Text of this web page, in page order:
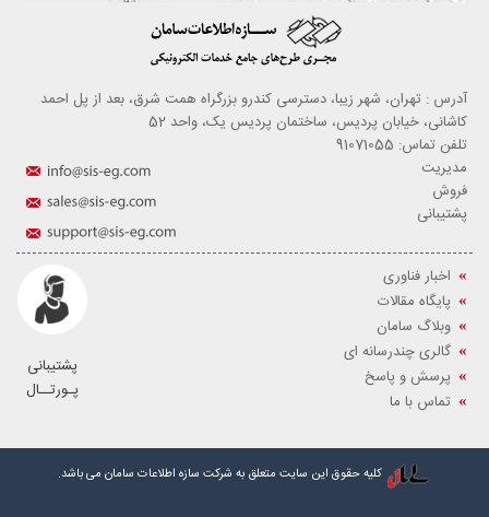
آدرس : تهران، شهر زیبا، دسترسی کندرو بزرگراه همت شرق، بعد از پل احمد
کاشانی، خیابان پردیس، ساختمان پردیس یک، واحد 52
تلفن تماس: 91071055
مدیریت
فروش
پشتیبانی
پشتیبانی
پـورتــال
اخبار فناوری
پایگاه مقالات
وبلاگ سامان
گالری چندرسانه ای
پرسش و پاسخ
تماس با ما
کلیه حقوق این سایت متعلق به شرکت سازه اطلاعات سامان می باشد.